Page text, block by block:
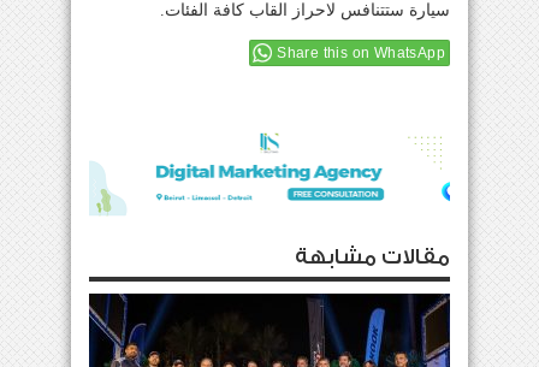
سيارة ستتنافس لاحراز القاب كافة الفئات.
Share this on WhatsApp
مقالات مشابهة